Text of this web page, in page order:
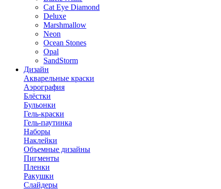
Cat Eye Diamond
Deluxe
Marshmallow
Neon
Ocean Stones
Opal
SandStorm
Дизайн
Акварельные краски
Аэрография
Блёстки
Бульонки
Гель-краски
Гель-паутинка
Наборы
Наклейки
Объемные дизайны
Пигменты
Пленки
Ракушки
Слайдеры